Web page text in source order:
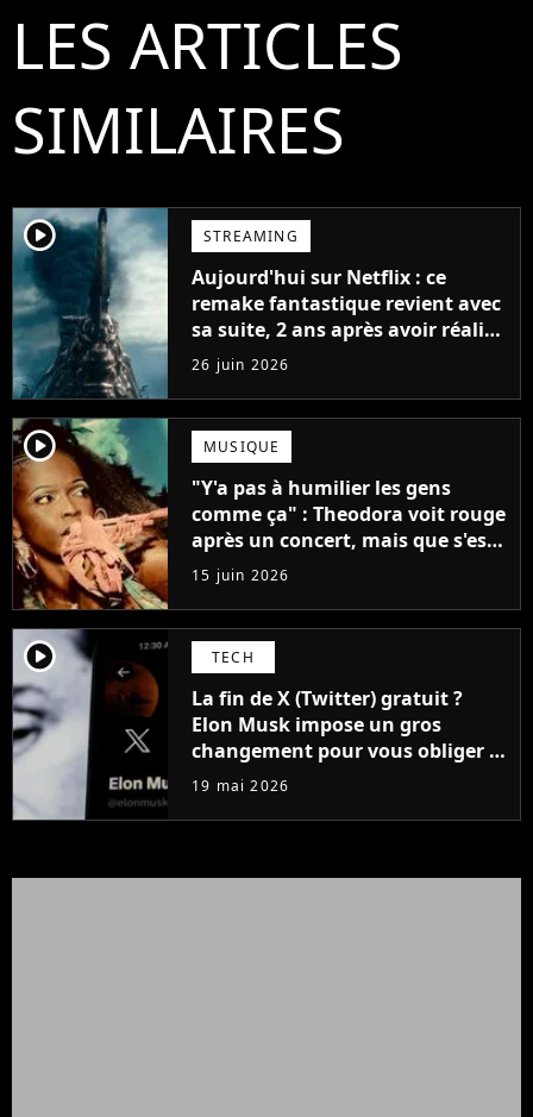
LES ARTICLES
SIMILAIRES
player2 STREAMING
Aujourd'hui sur Netflix : ce
remake fantastique revient avec
sa suite, 2 ans après avoir réalisé
60 millions de vues et régné 6
semaines dans le Top 10
26 juin 2026
player2 MUSIQUE
"Y'a pas à humilier les gens
comme ça" : Theodora voit rouge
après un concert, mais que s'est-
il passé ?
15 juin 2026
player2 TECH
La fin de X (Twitter) gratuit ?
Elon Musk impose un gros
changement pour vous obliger à
prendre un compte payant
19 mai 2026